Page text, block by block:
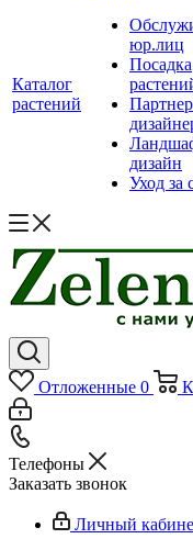
Каталог
растений
юр.лиц
Посадка
дизайн
Уход за
Отложенные 0
Телефоны
Заказать звонок
Личный